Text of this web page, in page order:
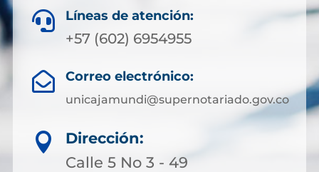
 Líneas de atención:
+57 (602) 6954955
 Correo electrónico:
unicajamundi@supernotariado.gov.co

Dirección:
Calle 5 No 3 - 49